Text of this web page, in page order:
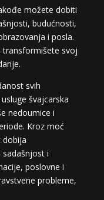
možete dobiti
budućnosti,
i posla.
transformišete svoj
svih
švajcarska
nedoumice i
Kroz moć
dobija
sadašnjost i
poslovne i
probleme,